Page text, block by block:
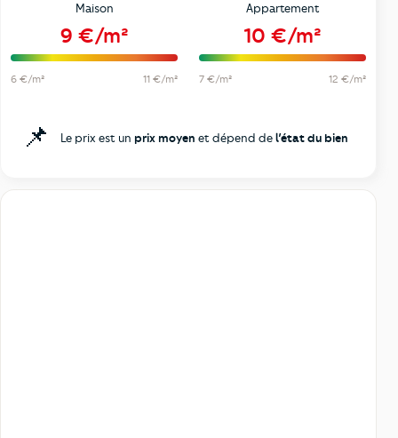
Maison
9 €/m²
6 €/m² 11 €/m²
Appartement
10 €/m²
7 €/m² 12 €/m²
📌 Le prix est un prix moyen et dépend del’état du bien